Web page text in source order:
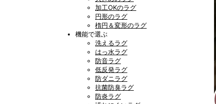
加工OKのラグ
円形のラグ
楕円＆変形のラグ
機能で選ぶ
洗えるラグ
はっ水ラグ
防音ラグ
低反発ラグ
防ダニラグ
抗菌防臭ラグ
防炎ラグ